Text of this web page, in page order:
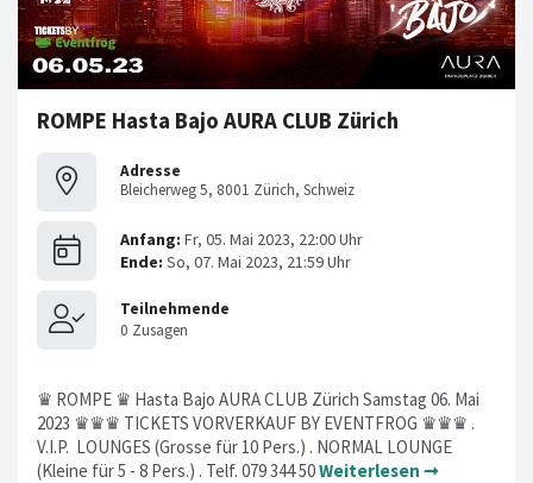
ROMPE Hasta Bajo AURA CLUB Zürich
Adresse
Bleicherweg 5, 8001 Zürich, Schweiz
♛ ROMPE ♛ Hasta Bajo AURA CLUB Zürich Samstag 06. Mai
2023 ♛♛♛ TICKETS VORVERKAUF BY EVENTFROG ♛♛♛ .
V.I.P. LOUNGES (Grosse für 10 Pers.) . NORMAL LOUNGE
(Kleine für 5 - 8 Pers.) . Telf. 079 344 50Weiterlesen ➞